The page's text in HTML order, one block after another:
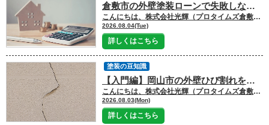
倉敷市の外壁塗装ローンで失敗しない！ 種類・金利・審査のポイントは？
こんにちは、株式会社光輝（プロタイムズ倉敷北店）です
2026.08.04(Tue)
詳しくはこちら
【入門編】岡山市の外壁ひび割れを放置する危険性と正しい補修法は？｜ 株式会社光輝
こんにちは、株式会社光輝（プロタイムズ倉敷北店）です
2026.08.03(Mon)
詳しくはこちら
塗装の豆知識